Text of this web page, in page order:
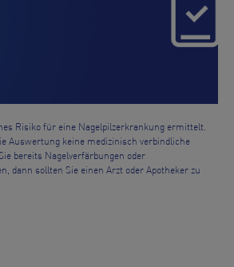
Risiko für eine Nagelpilzerkrankung ermittelt.
Auswertung keine medizinisch verbindliche
bereits Nagelverfärbungen oder
dann sollten Sie einen Arzt oder Apotheker zu